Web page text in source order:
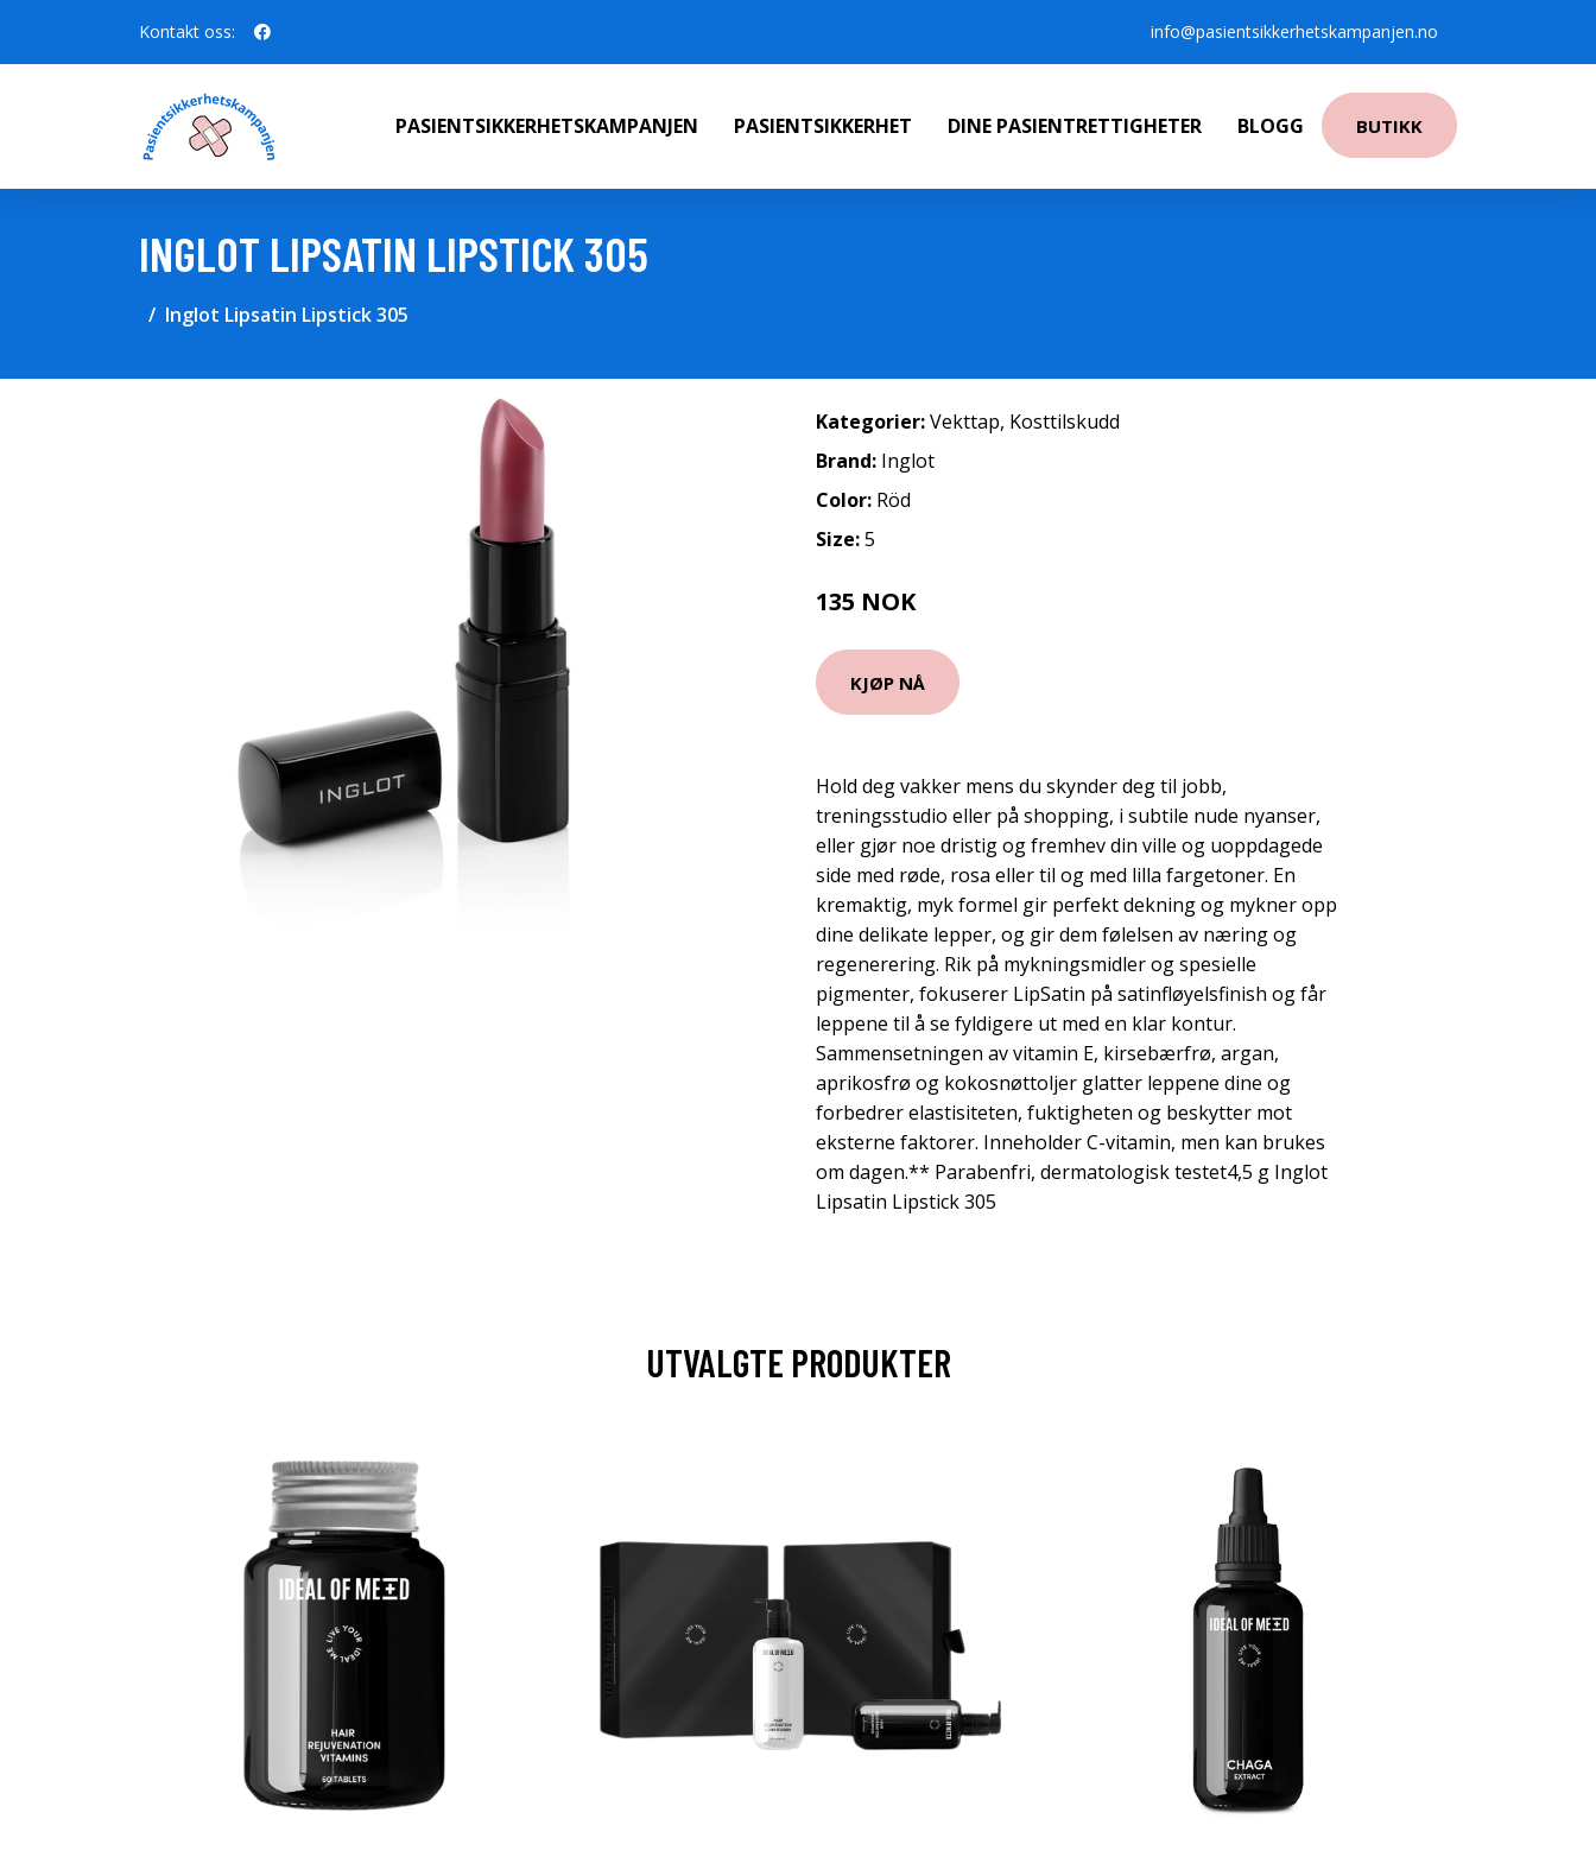
Kontakt oss: info@pasientsikkerhetskampanjen.no
PASIENTSIKKERHETSKAMPANJEN PASIENTSIKKERHET DINE PASIENTRETTIGHETER BLOGG BUTIKK
INGLOT LIPSATIN LIPSTICK 305
Inglot Lipsatin Lipstick 305
Kategorier:Vekttap, Kosttilskudd
Brand: Inglot
Color: Röd
Size:5
135 NOK
KJØP NÅ
Hold deg vakker mens du skynder deg til jobb,
treningsstudio eller på shopping, i subtile nude nyanser,
eller gjør noe dristig og fremhev din ville og uoppdagede
side med røde, rosa eller til og med lilla fargetoner. En
kremaktig, myk formel gir perfekt dekning og mykner opp
dine delikate lepper, og gir dem følelsen av næring og
regenerering. Rik på mykningsmidler og spesielle
pigmenter, fokuserer LipSatin på satinfløyelsfinish og får
leppene til å se fyldigere ut med en klar kontur.
Sammensetningen av vitamin E, kirsebærfrø, argan,
aprikosfrø og kokosnøttoljer glatter leppene dine og
forbedrer elastisiteten, fuktigheten og beskytter mot
eksterne faktorer. Inneholder C-vitamin, men kan brukes
om dagen.** Parabenfri, dermatologisk testet4,5 g Inglot
Lipsatin Lipstick 305
UTVALGTE PRODUKTER